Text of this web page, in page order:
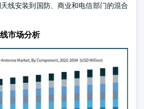
线安装到国防、商业和电信部门的混合
市场分析